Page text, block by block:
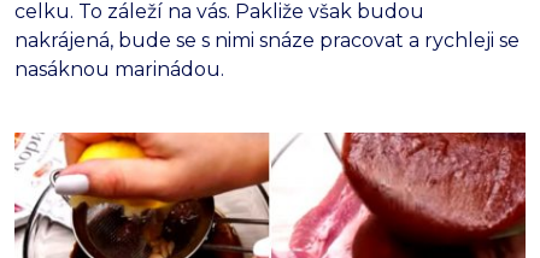
celku. To záleží na vás. Pakliže však budou
nakrájená, bude se s nimi snáze pracovat a rychleji se
nasáknou marinádou.